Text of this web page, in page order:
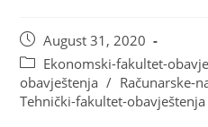
August 31, 2020
Ekonomski-fakultet-
obavještenja / Računarske-
Tehnički-fakultet-obavještenja